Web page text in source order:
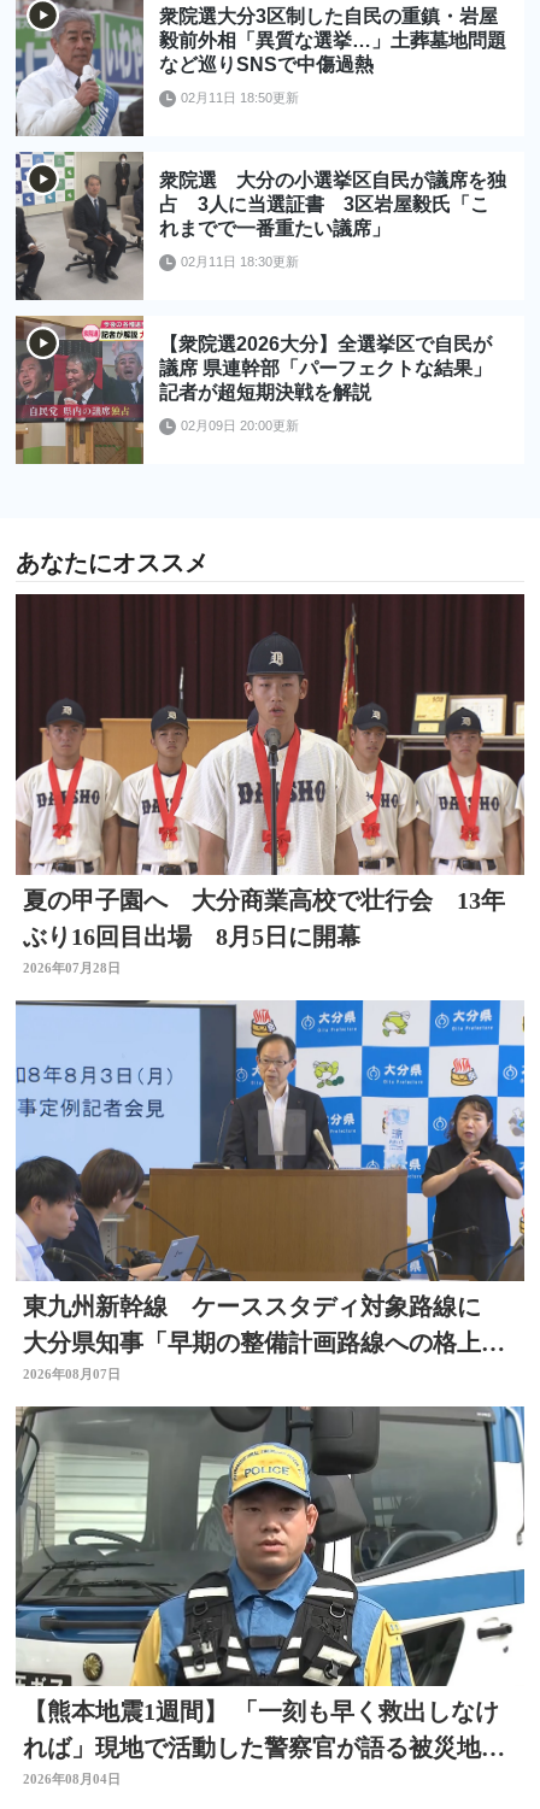
衆院選大分3区制した自民の重鎮・岩屋
毅前外相「異質な選挙…」土葬墓地問題
など巡りSNSで中傷過熱
02月11日 18:50更新
衆院選 大分の小選挙区自民が議席を独
占 3人に当選証書 3区岩屋毅氏「こ
れまでで一番重たい議席」
02月11日 18:30更新
【衆院選2026大分】全選挙区で自民が
議席 県連幹部「パーフェクトな結果」
記者が超短期決戦を解説
02月09日 20:00更新
あなたにオススメ
夏の甲子園へ 大分商業高校で壮行会 13年
ぶり16回目出場 8月5日に開幕
2026年07月28日
東九州新幹線 ケーススタディ対象路線に
大分県知事「早期の整備計画路線への格上げ
に期待」
2026年08月07日
【熊本地震1週間】 「一刻も早く救出しなけ
れば」現地で活動した警察官が語る被災地の
状況 大分
2026年08月04日